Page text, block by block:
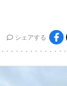
シェアする